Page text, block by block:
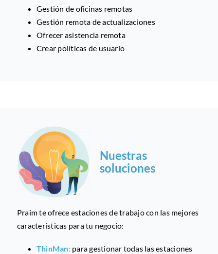
Gestión de oficinas remotas
Gestión remota de actualizaciones
Ofrecer asistencia remota
Crear políticas de usuario
Nuestras
soluciones
Praim te ofrece estaciones de trabajo con las mejores
características para tu negocio:
ThinMan:para gestionar todas las estaciones